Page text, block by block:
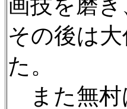
その後は
た。
また無村